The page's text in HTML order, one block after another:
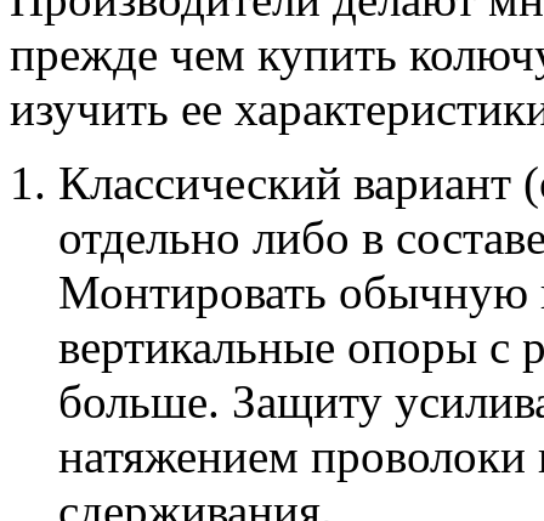
прежде чем купить
изучить ее
Классический вариант
отдельно либо в
Монтировать обычную
вертикальные опоры с
больше. Защиту
натяжением
сдерживания.